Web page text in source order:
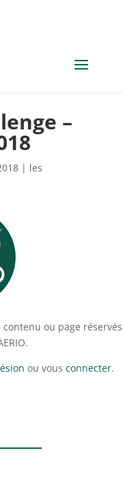
–
| les
ou page réservés
ou vous connecter.